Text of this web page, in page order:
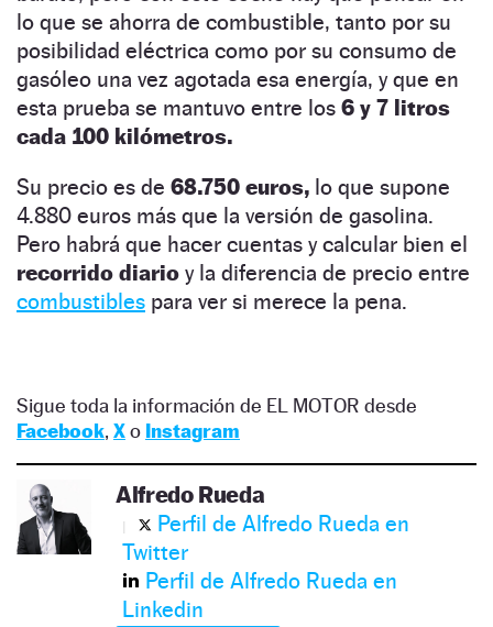
lo que se ahorra de combustible, tanto por su
posibilidad eléctrica como por su consumo de
gasóleo una vez agotada esa energía, y que en
esta prueba se mantuvo entre los 6 y 7 litros
cada 100 kilómetros.
Su precio es de 68.750 euros, lo que supone
4.880 euros más que la versión de gasolina.
Pero habrá que hacer cuentas y calcular bien el
recorrido diario y la diferencia de precio entre
combustibles para ver si merece la pena.
Sigue toda la información de EL MOTOR desde
Facebook, Xo Instagram
Alfredo Rueda
Perfil de Alfredo Rueda en
Twitter
Perfil de Alfredo Rueda en
Linkedin